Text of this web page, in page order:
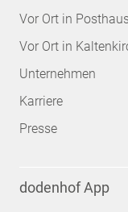
Vor Ort in
Vor Ort in
Unternehmen
Karriere
Presse
dodenhof App